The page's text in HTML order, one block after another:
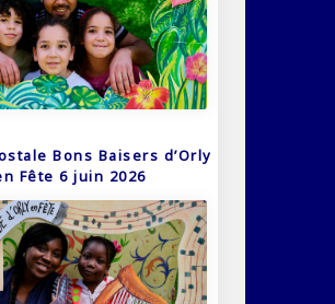
Bons Baisers d’Orly
Fête 6 juin 2026